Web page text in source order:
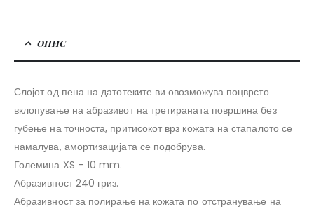
ОПИС
Слојот од пена на датотеките ви овозможува поцврсто
вклопување на абразивот на третираната површина без
губење на точноста, притисокот врз кожата на стапалото се
намалува, амортизацијата се подобрува.
Големина XS – 10 mm.
Абразивност 240 гриз.
Абразивност за полирање на кожата по отстранување на